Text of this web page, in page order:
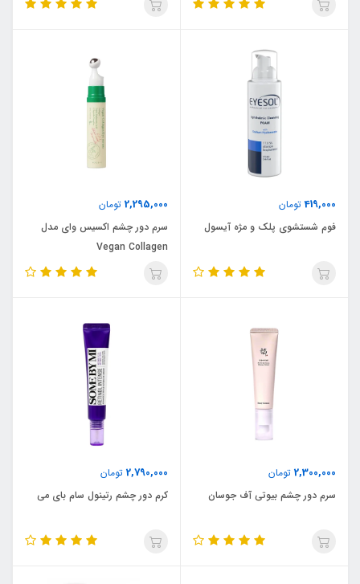
419,000تومان
فوم شستشوی پلک و مژه آیسول
2,295,000 تومان
سرم دور چشم اکسیس وای مدل
Vegan Collagen
2,300,000 تومان
سرم دور چشم بیوتی آف جوسان
2,790,000 تومان
کرم دور چشم رتینول سام بای می